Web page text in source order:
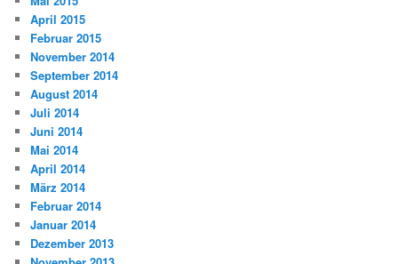
April 2015
Februar 2015
November 2014
September 2014
August 2014
Juli 2014
Juni 2014
Mai 2014
April 2014
März 2014
Februar 2014
Januar 2014
Dezember 2013